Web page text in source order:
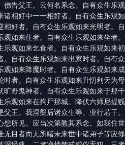
告父王。云何名系念。自有众生乐观
相好中一一相好者。自有众生乐观如
好者。自有众生乐观如来光明者。自
如来住者。自有众生乐观如来坐者。
乐观如来乞食者。自有众生乐观如来初
自有众生乐观如来出家时者。自有众
观如来降魔时者。自有众生乐观如来成
时者。自有众生乐观如来升忉利天为母
旷野鬼神者。自有众生乐观如来于那干
观如来在拘尸那城。降伏六师尼提贱
王。我涅槃后诸众生等。业行若干。
想所见。应当次第教其系念。如我住世
无目者而无所睹未来世中诸弟子等应修